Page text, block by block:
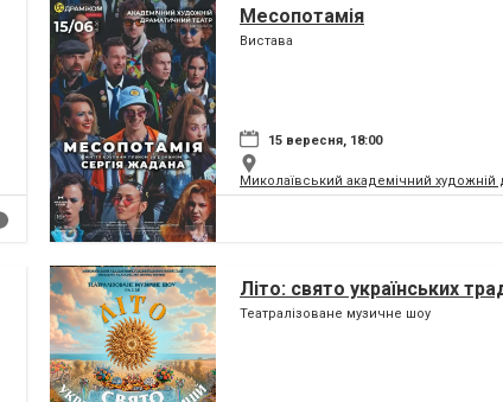
Месопотамія
Вистава
15 вересня, 18:00
Миколаївський академічний художній
Літо: свято українських
Театралізоване музичне шоу